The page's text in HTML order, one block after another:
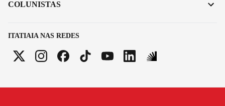
ITATIAIA NAS REDES
COLUNISTAS